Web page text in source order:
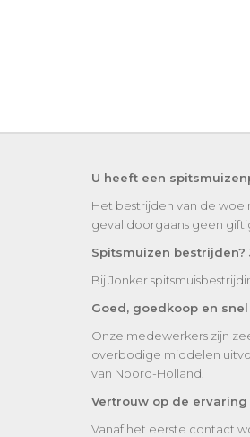
U heeft een
Het bestrijden van de
geval doorgaans geen
Spitsmuizen
Bij Jonker
Goed, goedkoop en
Onze medewerkers zijn
overbodige middelen
van Noord-Holland.
Vertrouw op de
Vanaf het eerste contact